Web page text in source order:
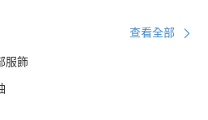
查看全部
服飾